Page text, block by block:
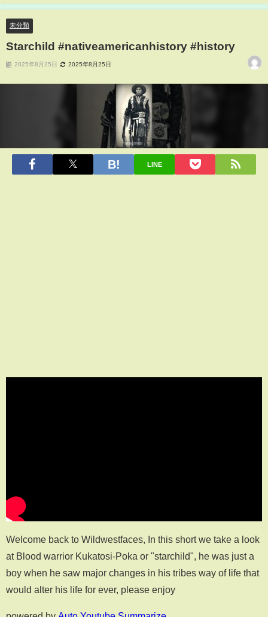
未分類
Starchild #nativeamericanhistory #history
2025年8月25日 2025年8月25日
LINE
Welcome back to Wildwestfaces, In this short we take a look
at Blood warrior Kukatosi-Poka or "starchild", he was just a
boy when he saw major changes in his tribes way of life that
would alter his life for ever, please enjoy